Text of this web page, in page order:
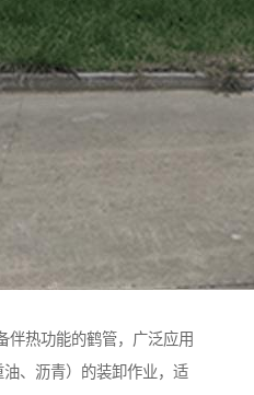
伴热功能的鹤管，广泛应用
、沥青）的装卸作业，适